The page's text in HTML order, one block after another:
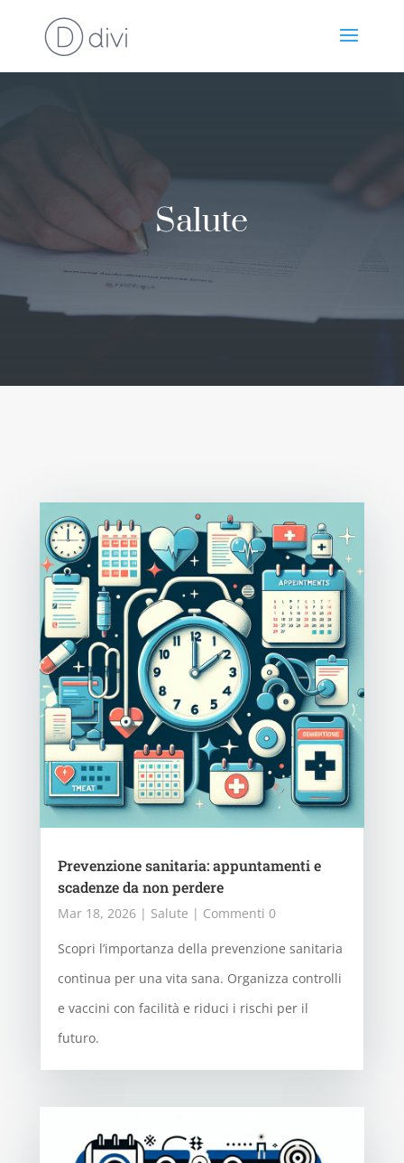
Salute
Prevenzione sanitaria: appuntamenti e
scadenze da non perdere
Mar 18, 2026| Salute | Commenti 0
Scopri l’importanza della prevenzione sanitaria
continua per una vita sana. Organizza controlli
e vaccini con facilità e riduci i rischi per il
futuro.